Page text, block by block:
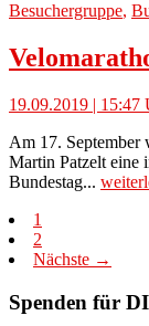
Besuchergruppe,
19.09.2019 | 15:47
Am 17. September
Martin Patzelt eine
Bundestag...
1
2
Nächste →
Spenden für